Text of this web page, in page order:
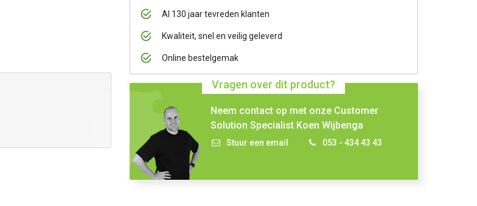
Al 130 jaar tevreden klanten
Kwaliteit, snel en veilig geleverd
Online bestelgemak
Vragen over dit product?
Neem contact op met onze Customer
Solution Specialist Koen Wijbenga
Stuur een email 053 - 434 43 43